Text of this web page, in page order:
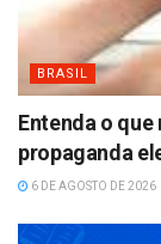
BRASIL
Entenda o
propaganda
6 DE AGOSTO DE 2026